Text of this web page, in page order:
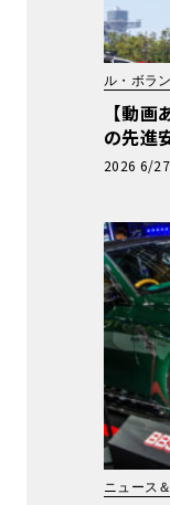
ル・ボラ
【動
の先進
【ル・
2026 6/27
ニュース